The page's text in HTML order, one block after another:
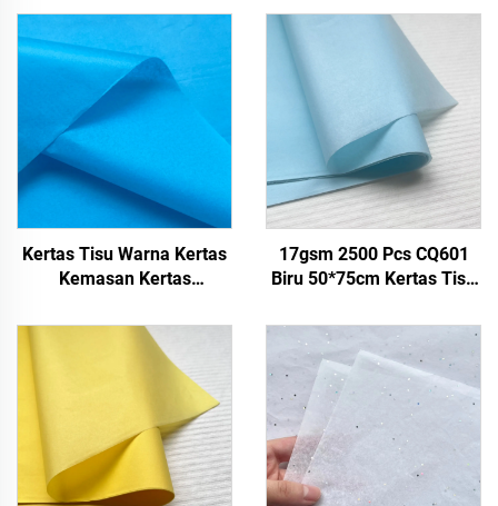
Kertas Tisu Warna Kertas
Kemasan Kertas
17gsm 2500 Pcs CQ601
Biru 50*75cm Kertas Tisu
Custom Langsung dari
Pabrik Kemasan Makanan
Buah Pakaian Kaos
Sepatu